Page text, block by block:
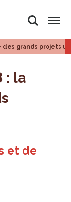
Search Menu
des grands projets
: la
et de